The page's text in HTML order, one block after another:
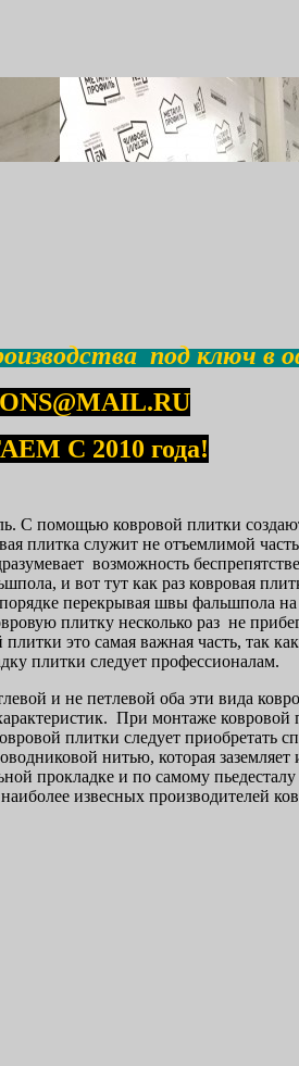
под ключ в
С 2010 года!
С помощью ковровой плитки
плитка служит не отъемлимой
возможность
и вот тут как раз ковровая
перекрывая швы фальшпола
плитку несколько раз не
это самая важная часть, так
плитки следует профессионалам.
и не петлевой оба эти вида
При монтаже ковровой
плитки следует приобретать
нитью, которая заземляет
прокладке и по самому
извесных производителей